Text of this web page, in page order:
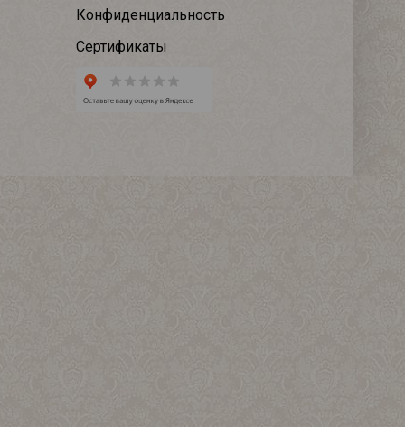
Конфиденциальность
Сертификаты